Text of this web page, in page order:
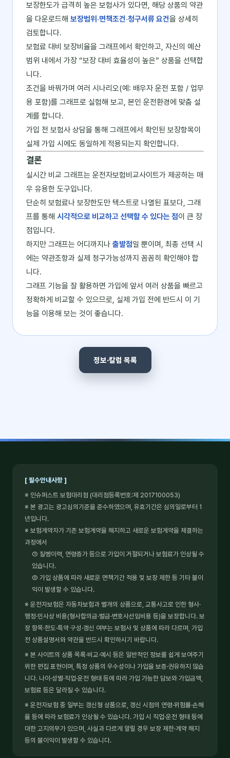
보장한도가 급격히 높은 보험사가 있다면, 해당 상품의 약관
을 다운로드해 보장범위‧면책조건‧청구서류 요건을 상세히
검토합니다.
보험료 대비 보장비율을 그래프에서 확인하고, 자신의 예산
범위 내에서 가장 “보장 대비 효율성이 높은” 상품을 선택합
니다.
조건을 바꿔가며 여러 시나리오(예: 배우자 운전 포함 / 업무
용 포함)를 그래프로 실험해 보고, 본인 운전환경에 맞춤 설
계를 합니다.
가입 전 보험사 상담을 통해 그래프에서 확인된 보장항목이
실제 가입 시에도 동일하게 적용되는지 확인합니다.
결론
실시간 비교 그래프는 운전자보험비교사이트가 제공하는 매
우 유용한 도구입니다.
단순히 보험료나 보장한도만 텍스트로 나열된 표보다, 그래
프를 통해 시각적으로 비교하고 선택할 수 있다는 점이 큰 장
점입니다.
하지만 그래프는 어디까지나 출발점일 뿐이며, 최종 선택 시
에는 약관조항과 실제 청구가능성까지 꼼꼼히 확인해야 합
니다.
그래프 기능을 잘 활용하면 가입에 앞서 여러 상품을 빠르고
정확하게 비교할 수 있으므로, 실제 가입 전에 반드시 이 기
능을 이용해 보는 것이 좋습니다.
정보·칼럼 목록
[ 필수안내사항 ]
※ 인슈퍼스트 보험대리점 (대리점등록번호:제 2017100053)
※ 본 광고는 광고심의기준을 준수하였으며, 유효기간은 심의일로부터 1
년입니다.
※ 보험계약자가 기존 보험계약을 해지하고 새로운 보험계약을 체결하는
과정에서
① 질병이력, 연령증가 등으로 가입이 거절되거나 보험료가 인상될 수
있습니다.
② 가입 상품에 따라 새로운 면책기간 적용 및 보장 제한 등 기타 불이
익이 발생할 수 있습니다.
※ 운전자보험은 자동차보험과 별개의 상품으로, 교통사고로 인한 형사·
행정·민사상 비용(형사합의금·벌금·변호사선임비용 등)을 보장합니다. 보
장 항목·한도·특약 구성·갱신 여부는 보험사 및 상품에 따라 다르며, 가입
전 상품설명서와 약관을 반드시 확인하시기 바랍니다.
※ 본 사이트의 상품 목록·비교·예시 등은 일반적인 정보를 쉽게 보여주기
위한 편집 표현이며, 특정 상품의 우수성이나 가입을 보증·권유하지 않습
니다. 나이·성별·직업·운전 형태 등에 따라 가입 가능한 담보와 가입금액,
보험료 등은 달라질 수 있습니다.
※ 운전자보험 중 일부는 갱신형 상품으로, 갱신 시점의 연령·위험률·손해
율 등에 따라 보험료가 인상될 수 있습니다. 가입 시 직업·운전 형태 등에
대한 고지의무가 있으며, 사실과 다르게 알릴 경우 보장 제한·계약 해지
등의 불이익이 발생할 수 있습니다.